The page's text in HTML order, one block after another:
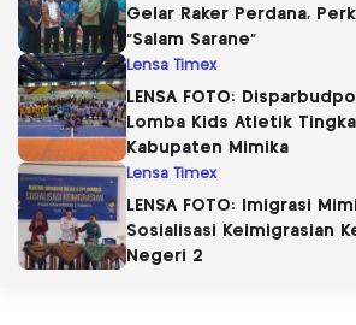
Gelar Raker Perdana,
“Salam Sarane”
Lensa Timex
LENSA FOTO:
Lomba Kids Atletik
Kabupaten Mimika
Lensa Timex
LENSA FOTO: Imigrasi
Sosialisasi Keimigrasian
Negeri 2